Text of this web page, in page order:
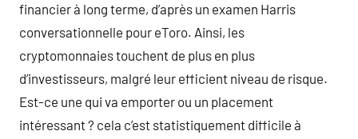
financier à long terme, d’après un examen Harris
conversationnelle pour eToro. Ainsi, les
cryptomonnaies touchent de plus en plus
d’investisseurs, malgré leur efficient niveau de risque.
Est-ce une qui va emporter ou un placement
intéressant ? cela c’est statistiquement difficile à